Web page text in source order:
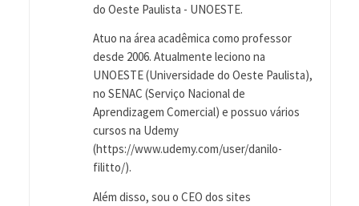
do Oeste Paulista - UNOESTE.
Atuo na área acadêmica como professor
desde 2006. Atualmente leciono na
UNOESTE (Universidade do Oeste Paulista),
no SENAC (Serviço Nacional de
Aprendizagem Comercial) e possuo vários
cursos na Udemy
(https://www.udemy.com/user/danilo-
filitto/).
Além disso, sou o CEO dos sites